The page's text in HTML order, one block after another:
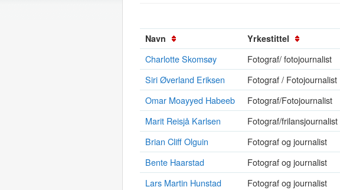
Navn Yrkestittel
Charlotte Skomsøy Fotograf/ fotojournalist
Siri Øverland Eriksen
Fotograf / Fotojournalist
Omar Moayyed Habeeb
Fotograf/Fotojournalist
Marit Reisjå Karlsen
Fotograf/frilansjournalist
Brian Cliff Olguin
Fotograf og journalist
Bente Haarstad
Fotograf og journalist
Lars Martin Hunstad
Fotograf og journalist